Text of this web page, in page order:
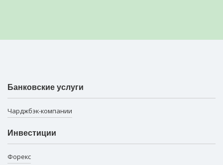
Банковские услуги
Чарджбэк-компании
Инвестиции
Форекс